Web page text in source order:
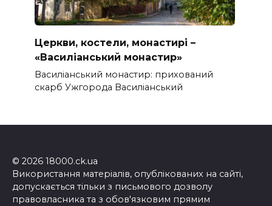
Церкви, костели, монастирі –
«Василіанський монастир»
Василіанський монастир: прихований
скарб Ужгорода Василіанський
© 2026 18000.ck.ua
Використання матеріалів, опублікованих на сайті,
допускається тільки з письмового дозволу
правовласника та з обов'язковим прямим